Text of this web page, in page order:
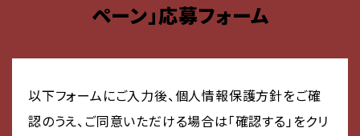
ペーン」応募フォーム
以下フォームにご入力後、個人情報保護方針をご確
認のうえ、ご同意いただける場合は「確認する」をクリ